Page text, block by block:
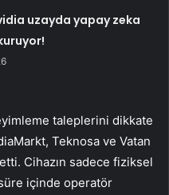
uzayda yapay zeka
taleplerini dikkate
Teknosa ve Vatan
Cihazın sadece fiziksel
içinde operatör